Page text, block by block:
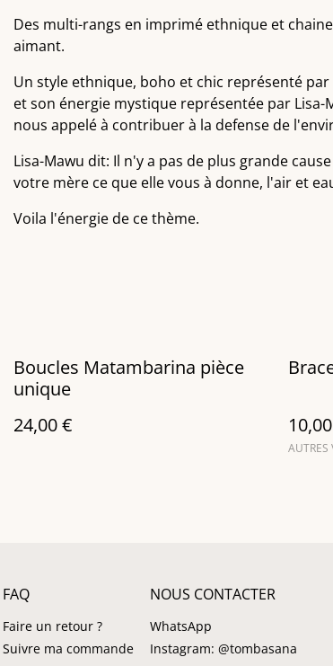
Des multi-rangs en imprimé ethnique et
aimant.
Un style ethnique, boho et chic représenté
et son énergie mystique représentée par Lisa-
nous appelé à contribuer à la defense de
Lisa-Mawu dit: Il n'y a pas de plus grande
votre mère ce que elle vous à donne, l'air et
Voila l'énergie de ce thème.
Boucles Matambarina pièce
unique
24,00 €
AUTRES
FAQ
Faire un retour ?
Suivre ma commande
NOUS CONTACTER
WhatsApp
Instagram: @tombasana